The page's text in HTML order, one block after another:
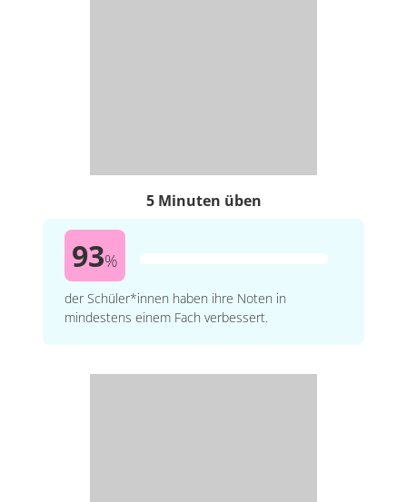
5 Minuten üben
93%
der Schüler*innen haben ihre Noten in
mindestens einem Fach verbessert.